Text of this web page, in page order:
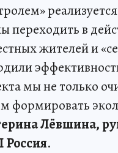
в
жителей и
мы не только
Лёвшина,
Россия.